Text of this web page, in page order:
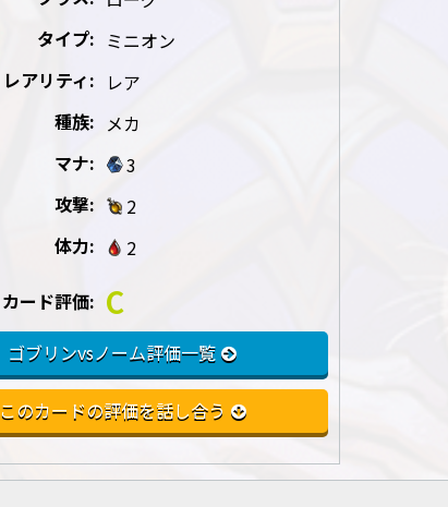
タイプ: ミニオン
レアリティ: レア
種族: メカ
マナ:
3
攻撃:
2
体力:
2
カード評価: C
ゴブリンvsノーム評価一覧
このカードの評価を話し合う